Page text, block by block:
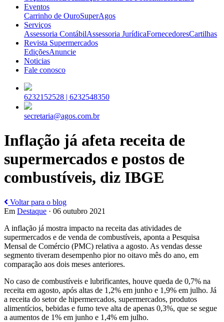
Eventos
Carrinho de OuroSuperAgos
Serviços
Assessoria ContábilAssessoria JurídicaFornecedoresCartilhas
Revista Supermercados
EdiçõesAnuncie
Noticias
Fale conosco
6232152528 | 6232548350
secretaria@agos.com.br
Inflação já afeta receita de
supermercados e postos de
combustíveis, diz IBGE
Voltar para o blog
Em Destaque · 06 outubro 2021
A inflação já mostra impacto na receita das atividades de
supermercados e de venda de combustíveis, aponta a Pesquisa
Mensal de Comércio (PMC) relativa a agosto. As vendas desse
segmento tiveram desempenho pior no oitavo mês do ano, em
comparação aos dois meses anteriores.
No caso de combustíveis e lubrificantes, houve queda de 0,7% na
receita em agosto, após altas de 1,2% em junho e 1,9% em julho. Já
a receita do setor de hipermercados, supermercados, produtos
alimentícios, bebidas e fumo teve alta de apenas 0,3%, que se segue
a aumentos de 1% em junho e 1,4% em julho.